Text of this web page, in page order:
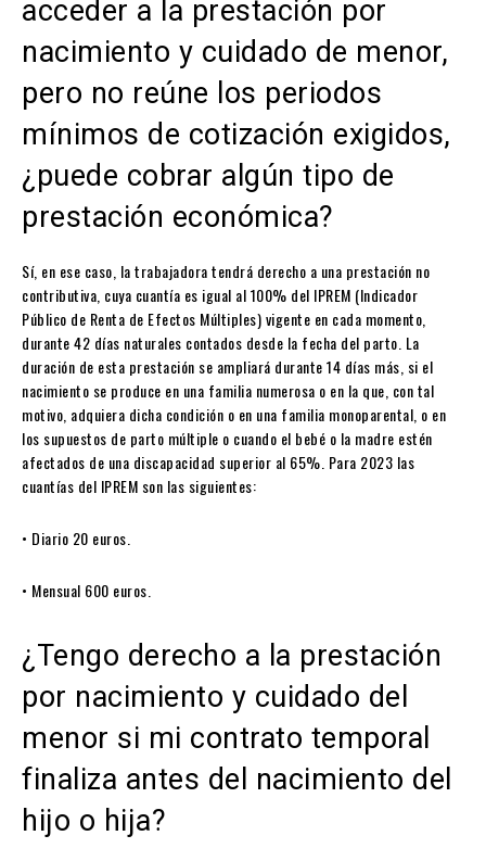
acceder a la prestación por
nacimiento y cuidado de menor,
pero no reúne los periodos
mínimos de cotización exigidos,
¿puede cobrar algún tipo de
prestación económica?
Sí, en ese caso, la trabajadora tendrá derecho a una prestación no
contributiva, cuya cuantía es igual al 100% del IPREM (Indicador
Público de Renta de Efectos Múltiples) vigente en cada momento,
durante 42 días naturales contados desde la fecha del parto. La
duración de esta prestación se ampliará durante 14 días más, si el
nacimiento se produce en una familia numerosa o en la que, con tal
motivo, adquiera dicha condición o en una familia monoparental, o en
los supuestos de parto múltiple o cuando el bebé o la madre estén
afectados de una discapacidad superior al 65%. Para 2023 las
cuantías del IPREM son las siguientes:
• Diario 20 euros.
• Mensual 600 euros.
¿Tengo derecho a la prestación
por nacimiento y cuidado del
menor si mi contrato temporal
finaliza antes del nacimiento del
hijo o hija?